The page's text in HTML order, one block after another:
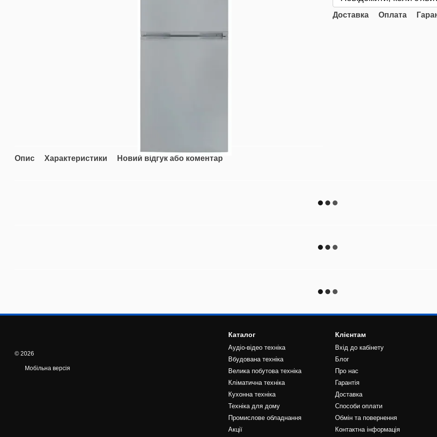
Опис Характеристики Новий відгук або коментар
Доставка Оплата
© 2026
Мобільна версія
Каталог
Аудіо-відео техніка
Вбудована техніка
Велика побутова техніка
Кліматична техніка
Кухонна техніка
Техніка для дому
Промислове обладнання
Акції
Клієнтам
Вхід до кабінету
Блог
Про нас
Гарантія
Доставка
Способи оплати
Обмін та повернення
Контактна інформація